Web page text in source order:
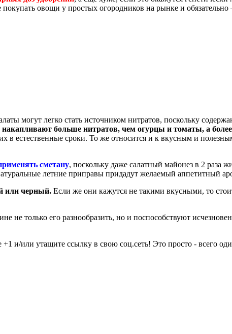
овощи у простых огородников на рынке и обязательно
могут легко стать источником нитратов, поскольку
больше нитратов, чем огурцы и томаты, а
в естественные сроки. То же относится и к вкусным и
сметану, поскольку даже салатный майонез в 2 раза
летние приправы придадут желаемый аппетитный
или черный. Если же они кажутся не такими вкусными, то
не только его разнообразить, но и поспособствуют
и/или утащите ссылку в свою соц.сеть! Это просто - всего